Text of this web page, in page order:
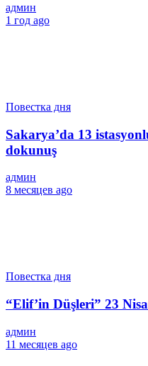
админ
1 год ago
Повестка дня
Sakarya’da 13
dokunuş
админ
8 месяцев ago
Повестка дня
“Elif’in Düşleri” 23
админ
11 месяцев ago